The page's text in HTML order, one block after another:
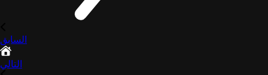
السابق
التالي